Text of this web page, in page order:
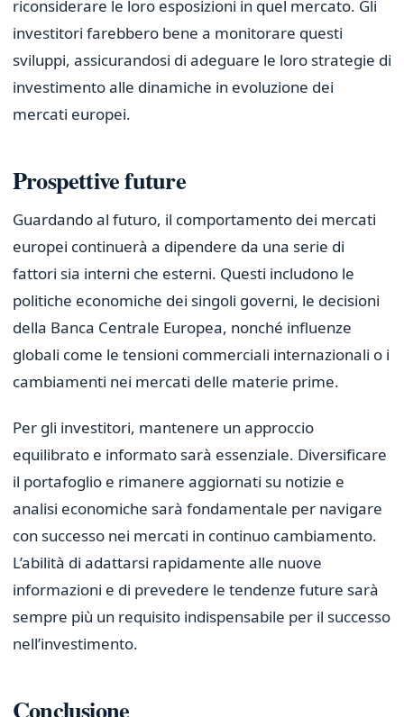
riconsiderare le loro esposizioni in quel mercato. Gli
investitori farebbero bene a monitorare questi
sviluppi, assicurandosi di adeguare le loro strategie di
investimento alle dinamiche in evoluzione dei
mercati europei.
Prospettive future
Guardando al futuro, il comportamento dei mercati
europei continuerà a dipendere da una serie di
fattori sia interni che esterni. Questi includono le
politiche economiche dei singoli governi, le decisioni
della Banca Centrale Europea, nonché influenze
globali come le tensioni commerciali internazionali o i
cambiamenti nei mercati delle materie prime.
Per gli investitori, mantenere un approccio
equilibrato e informato sarà essenziale. Diversificare
il portafoglio e rimanere aggiornati su notizie e
analisi economiche sarà fondamentale per navigare
con successo nei mercati in continuo cambiamento.
L’abilità di adattarsi rapidamente alle nuove
informazioni e di prevedere le tendenze future sarà
sempre più un requisito indispensabile per il successo
nell’investimento.
Conclusione